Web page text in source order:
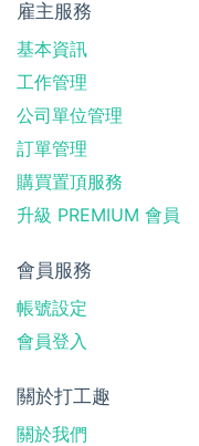
雇主服務
基本資訊
工作管理
公司單位管理
訂單管理
購買置頂服務
升級 PREMIUM 會員
會員服務
帳號設定
會員登入
關於打工趣
關於我們